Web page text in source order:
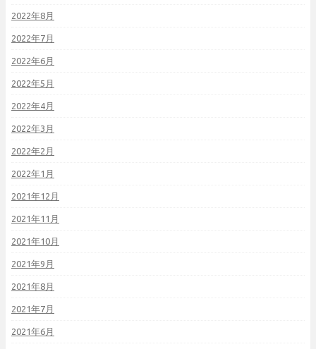
2022年8月
2022年7月
2022年6月
2022年5月
2022年4月
2022年3月
2022年2月
2022年1月
2021年12月
2021年11月
2021年10月
2021年9月
2021年8月
2021年7月
2021年6月